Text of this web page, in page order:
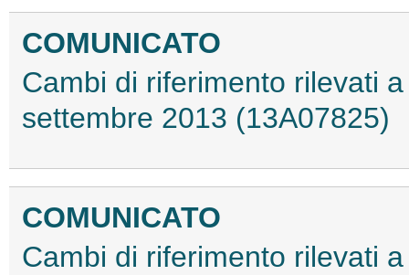
COMUNICATO
Cambi di riferimento rilevati
settembre 2013 (13A07825)
COMUNICATO
Cambi di riferimento rilevati